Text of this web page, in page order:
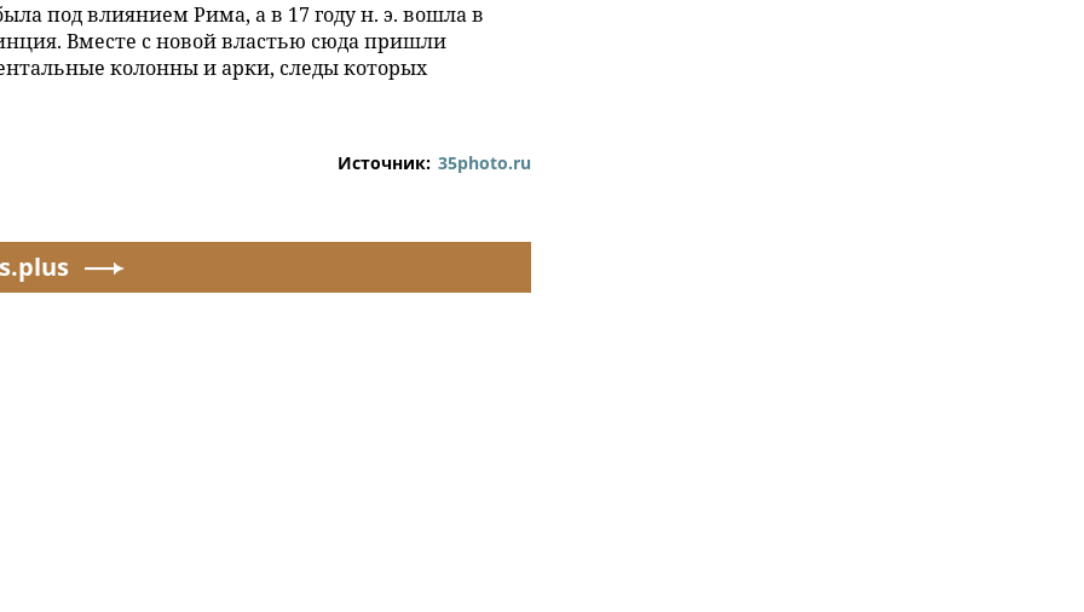
под влиянием Рима, а в 17 году н. э. вошла в
Вместе с новой властью сюда пришли
колонны и арки, следы которых
Источник: 35photo.ru